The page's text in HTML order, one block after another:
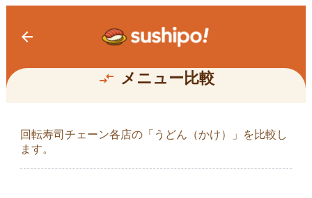
arrow_back
compare_arrows メニュー比較
うどん（かけ）
回転寿司チェーン各店の「 うどん（かけ）
」を比較し
ます。